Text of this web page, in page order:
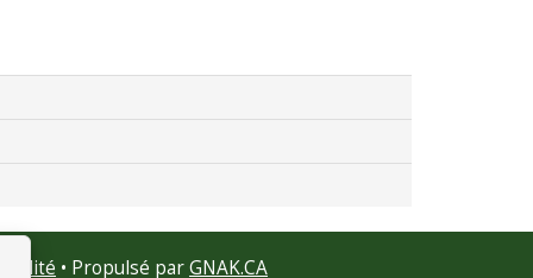
• Propulsé parGNAK.CA